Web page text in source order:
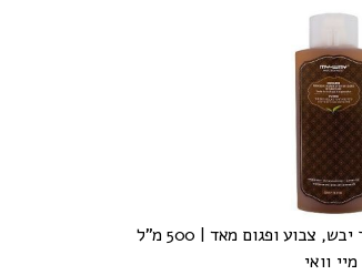
צבוע ופגום מאד | 500 מ"ל
מיי וואי